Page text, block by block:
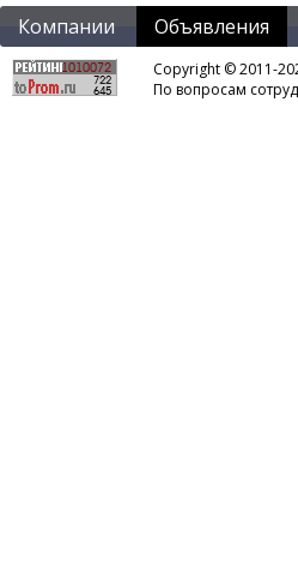
Компании Объявления
Copyright © 2011-
По вопросам